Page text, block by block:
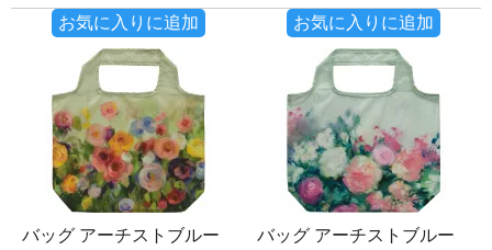
お気に入りに追加 お気に入りに追加
バッグ アーチストブルー
バッグ アーチストブルー